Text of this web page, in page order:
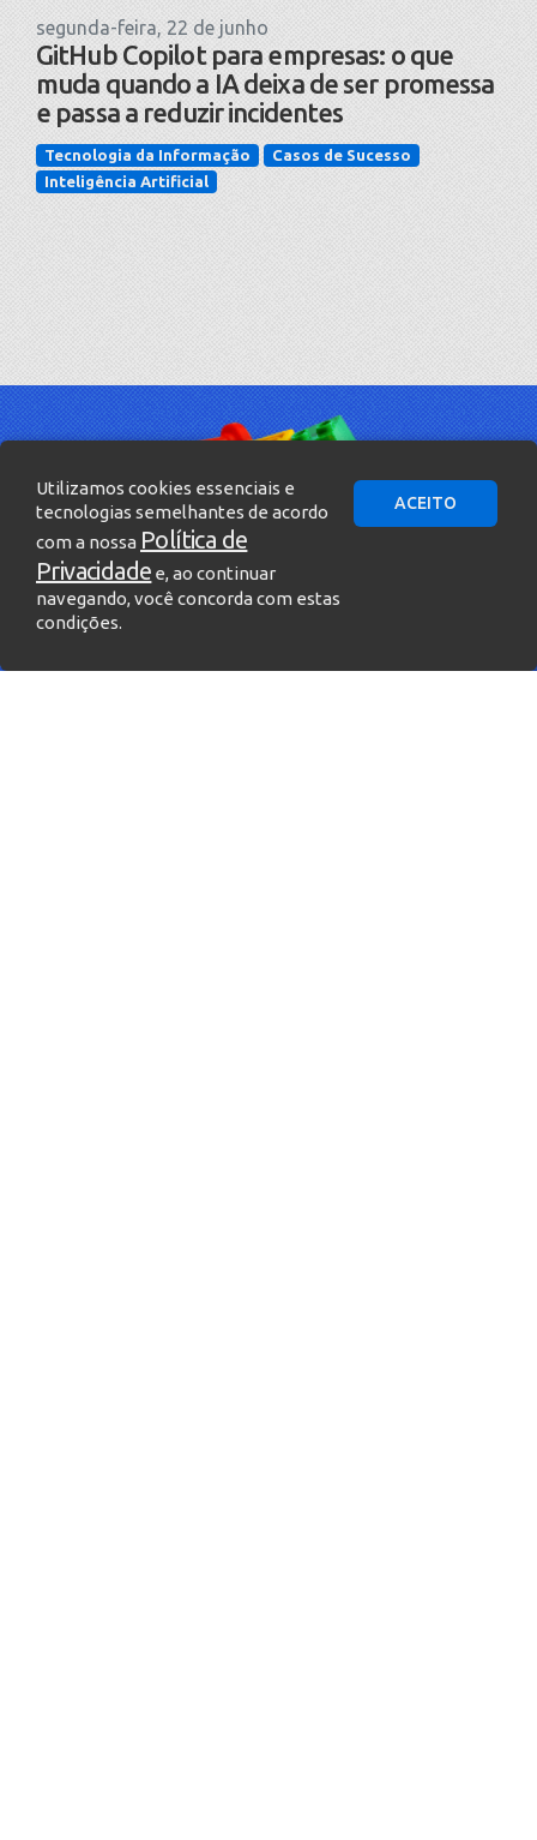
segunda-feira, 22 de junho
GitHub Copilot para empresas: o que
muda quando a IA deixa de ser promessa
e passa a reduzir incidentes
Tecnologia da Informação
Casos de Sucesso
Inteligência Artificial
Utilizamos cookies essenciais e
tecnologias semelhantes de acordo
com a nossa Política de
Privacidade e, ao continuar
navegando, você concorda com estas
condições.
ACEITO